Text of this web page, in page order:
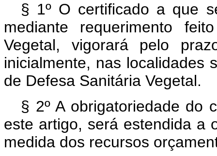
§ 1º O certificado a que
mediante requerimento
Vegetal, vigorará pelo
inicialmente, nas localidades
de Defesa Sanitária Vegetal.
§ 2º A obrigatoriedade do
este artigo, será estendida a
medida dos recursos